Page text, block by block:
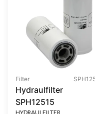
Filter
Hydraulfilter
SPH12515
HYDRAULFILTER